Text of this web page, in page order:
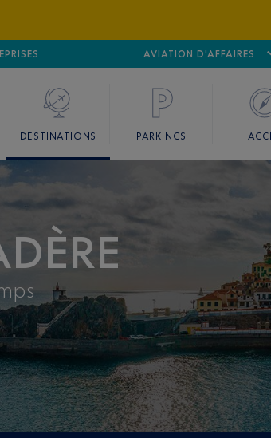
AVIATION D'AFFAIRES
AÉROPORT CANNES MANDELIEU
DESTINATIONS PARKINGS